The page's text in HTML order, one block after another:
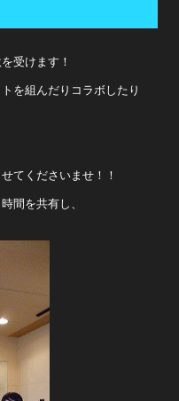
受けます！
を組んだりコラボしたり
てくださいませ！！
間を共有し、